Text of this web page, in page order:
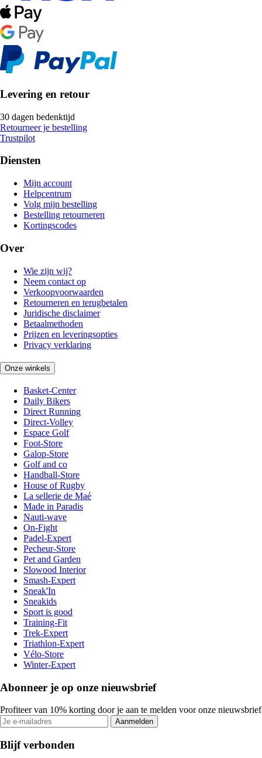
Levering en retour
30 dagen bedenktijd
Retourneer je bestelling
Trustpilot
Diensten
Mijn account
Helpcentrum
Volg mijn bestelling
Bestelling retourneren
Kortingscodes
Over
Wie zijn wij?
Neem contact op
Verkoopvoorwaarden
Retourneren en terugbetalen
Juridische disclaimer
Betaalmethoden
Prijzen en leveringsopties
Privacy verklaring
Onze winkels
Basket-Center
Daily Bikers
Direct Running
Direct-Volley
Espace Golf
Foot-Store
Galop-Store
Golf and co
Handball-Store
House of Rugby
La sellerie de Maé
Made in Paradis
Nauti-wave
On-Fight
Padel-Expert
Pecheur-Store
Pet and Garden
Slowood Interior
Smash-Expert
Sneak'In
Sneakids
Sport is good
Training-Fit
Trek-Expert
Triathlon-Expert
Vélo-Store
Winter-Expert
Abonneer je op onze nieuwsbrief
Profiteer van 10% korting door je aan te melden voor onze nieuwsbrief
Aanmelden
Blijf verbonden